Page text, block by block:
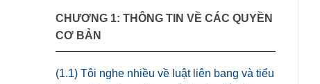
CHƯƠNG 1: THÔNG TIN VỀ CÁC QUYỀN
CƠ BẢN
(1.1) Tôi nghe nhiều về luật liên bang và tiểu